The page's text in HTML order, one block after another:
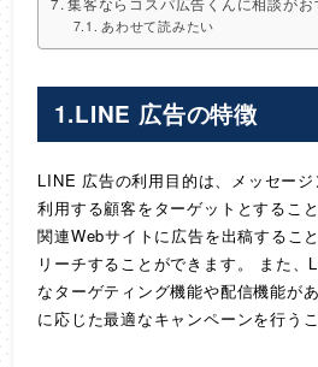
集客ならコスパ広告くんに相談がお
あわせて読みたい
1.LINE 広告の特徴
LINE 広告の利用目的は、メッセー
利用する顧客をターゲットとするこ
関連Webサイトに広告を出稿するこ
リーチすることができます。 また、
なターゲティング機能や配信機能が
に応じた最適なキャンペーンを行う